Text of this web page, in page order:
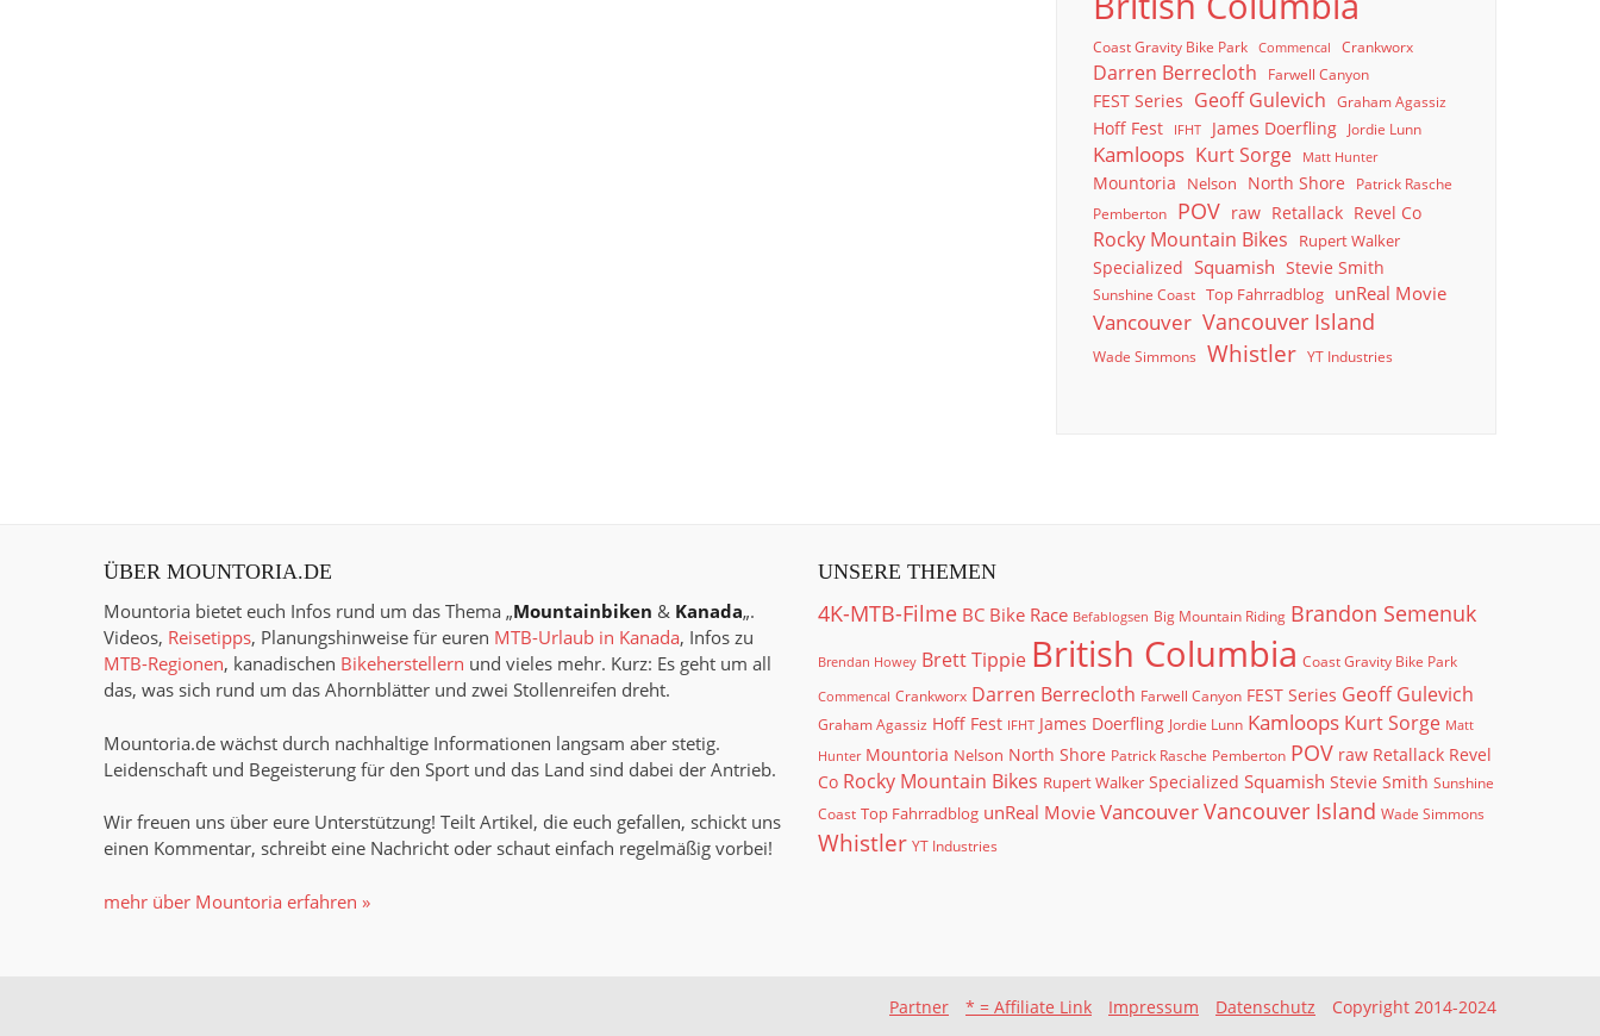
Coast Gravity Bike Park Commencal Crankworx
Darren Berrecloth Farwell Canyon
FEST Series Geoff Gulevich Graham Agassiz
Hoff Fest IFHT James Doerfling Jordie Lunn
Kamloops Kurt Sorge Matt Hunter
Mountoria Nelson North Shore
Patrick Rasche
Pemberton
POV raw Retallack Revel Co
Rocky Mountain Bikes
Rupert Walker
Specialized Squamish Stevie Smith
Sunshine Coast Top Fahrradblog unReal Movie
Vancouver Vancouver Island
Wade Simmons Whistler YT Industries
ÜBER MOUNTORIA.DE
Mountoria bietet euch Infos rund um das Thema „Mountainbiken & Kanada„.
Videos, Reisetipps, Planungshinweise für euren MTB-Urlaub in Kanada, Infos zu
MTB-Regionen, kanadischen Bikeherstellern und vieles mehr. Kurz: Es geht um all
das, was sich rund um das Ahornblätter und zwei Stollenreifen dreht.
Mountoria.de wächst durch nachhaltige Informationen langsam aber stetig.
Leidenschaft und Begeisterung für den Sport und das Land sind dabei der Antrieb.
Wir freuen uns über eure Unterstützung! Teilt Artikel, die euch gefallen, schickt uns
einen Kommentar, schreibt eine Nachricht oder schaut einfach regelmäßig vorbei!
mehr über Mountoria erfahren »
UNSERE THEMEN
4K-MTB-Filme BC Bike Race Befablogsen Big Mountain Riding Brandon Semenuk
Brendan Howey Brett Tippie British Columbia Coast Gravity Bike Park
Commencal Crankworx Darren Berrecloth Farwell Canyon FEST Series Geoff Gulevich
Graham Agassiz Hoff Fest IFHT James Doerfling Jordie Lunn Kamloops Kurt Sorge Matt
Hunter Mountoria Nelson North Shore Patrick Rasche Pemberton POV raw Retallack Revel
Co Rocky Mountain Bikes Rupert Walker Specialized Squamish Stevie Smith Sunshine
Coast Top Fahrradblog unReal Movie VancouverVancouver Island Wade Simmons
Whistler YT Industries
Partner * = Affiliate Link Impressum Datenschutz Copyright 2014-2024